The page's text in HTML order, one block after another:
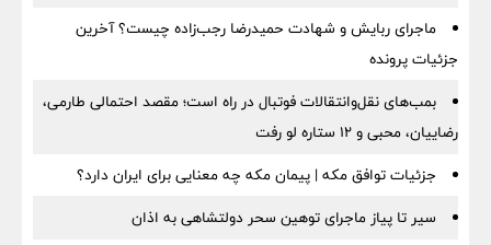
ماجرای ربایش و شهادت حمیدرضا رجب‌زاده چیست؟ آخرین
جزئیات پرونده
بمب‌های نقل‌وانتقالات فوتبال در راه است؛ مقصد احتمالی طارمی،
رضاییان، محبی و ۱۲ ستاره لو رفت
جزئیات توافق مکه | پیمان مکه چه معنایی برای ایران دارد؟
سیر تا پیاز ماجرای توهین سحر دولتشاهی به اذان